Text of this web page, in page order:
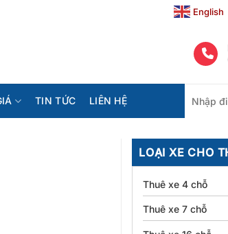
English
TIN TỨC LIÊN HỆ
kiếm:
LOẠI XE CHO
Thuê xe 4 chỗ
Thuê xe 7 chỗ